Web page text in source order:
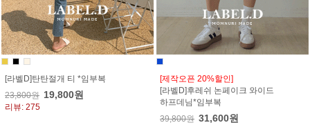
[라벨D]탄탄절개 티 *임부복
23,800원 19,800원
리뷰: 275
[제작오픈 20%할인]
[라벨D]후레쉬 논페이크 와이드
하프데님*임부복
39,800원 31,600원